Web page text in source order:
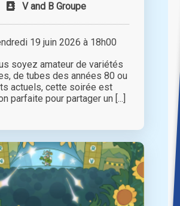
V and B Groupe
19 juin 2026 à 18h00
soyez amateur de variétés
de tubes des années 80 ou
actuels, cette soirée est
parfaite pour partager un [...]